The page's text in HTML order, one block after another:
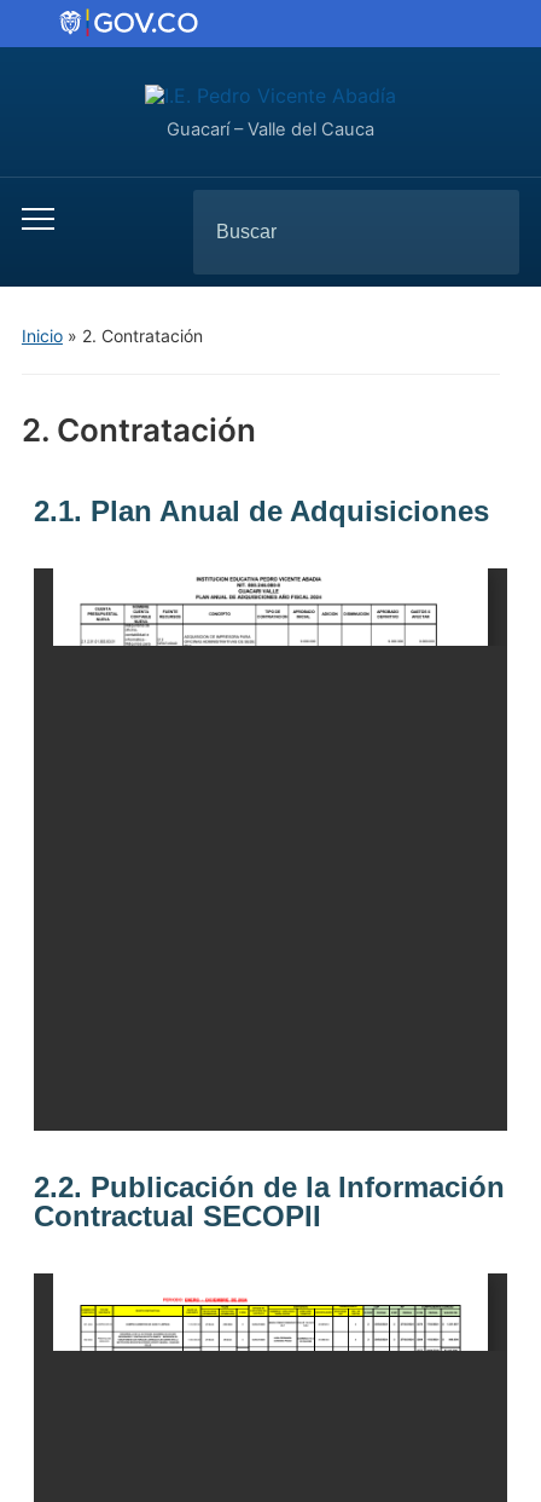
Guacarí – Valle del Cauca
Inicio» 2. Contratación
2. Contratación
2.1. Plan Anual de Adquisiciones
2.2. Publicación de la Información
Contractual SECOPII